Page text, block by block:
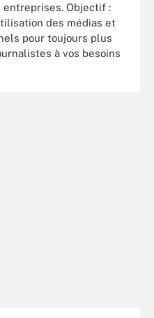
entreprises. Objectif :
des médias et
pour toujours plus
à vos besoins